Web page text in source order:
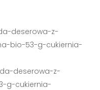
deserowa-z-
bio-53-g-cukiernia-
deserowa-z-
g-cukiernia-